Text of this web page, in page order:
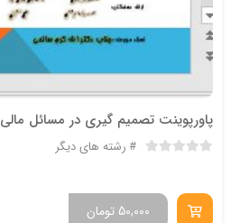
پاورپوینت تصميم گيري در مسائل مالي
رشته های دیگر
تومان 50,000